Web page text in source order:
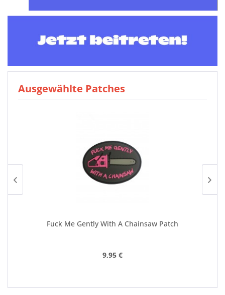
Ausgewählte Patches
Fuck Me Gently With A Chainsaw Patch
9,95 €